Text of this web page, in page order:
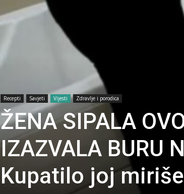
Recepti Savjeti Vijesti Zdravlje i porodica
ŽENA SIPALA
IZAZVALA BURU
Kupatilo joj